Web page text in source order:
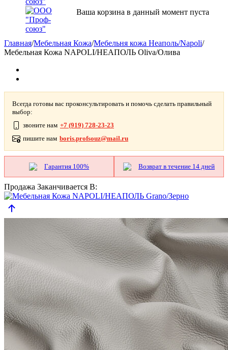
Ваша корзина в данный момент пуста
Главная/Мебельная Кожа/Мебельня кожа Неаполь/Napoli/
Мебельная Кожа NAPOLI/НЕАПОЛЬ Oliva/Олива
Всегда готовы вас проконсультировать и помочь сделать правильный
выбор:
звоните нам +7 (919) 728-23-23
пишите нам boris.profsouz@mail.ru
Гарантия 100% Возврат в течение 14 дней
Продажа Заканчивается В: